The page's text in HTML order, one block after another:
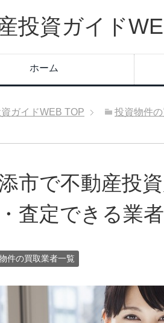
投資ガイド
ホーム
ガイドWEB TOP 投資物件
市で不動産投
査定できる業
件の買取業者一覧